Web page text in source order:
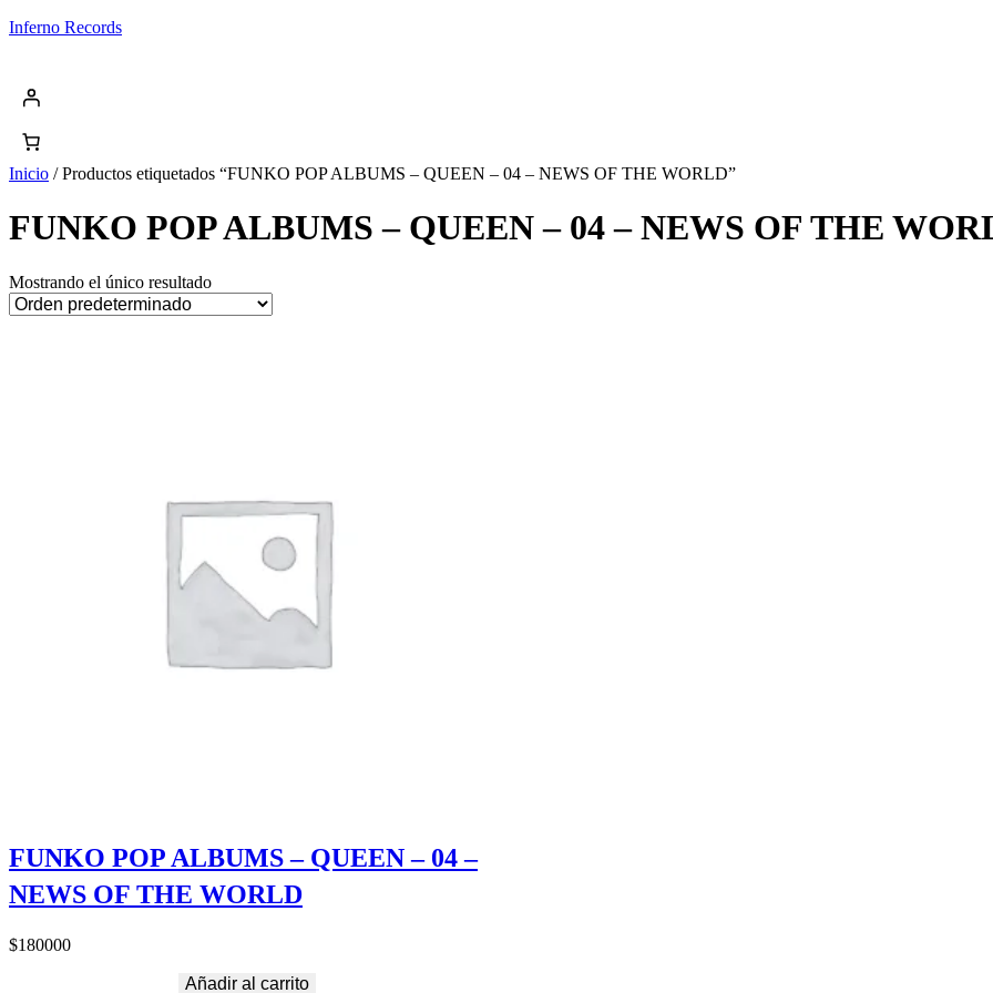
Saltar
Inferno Records
Inicio / Productos etiquetados “FUNKO POP ALBUMS – QUEEN – 04 – NEWS OF THE WORLD”
FUNKO POP ALBUMS – QUEEN – 04 – NEWS OF THE
Mostrando el único resultado
FUNKO POP ALBUMS – QUEEN – 04 –
NEWS OF THE WORLD
$180000
Añadir al carrito